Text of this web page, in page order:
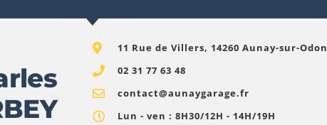
11 Rue de Villers, 14260 Aunay-sur-Odon
02 31 77 63 48
contact@aunaygarage.fr
Lun - ven : 8H30/12H - 14H/19H